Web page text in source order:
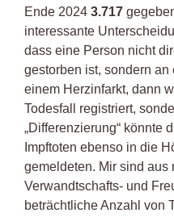
Ende 2024 3.717
interessante
dass eine Person nicht
gestorben ist, sondern
einem Herzinfarkt, dann
Todesfall registriert,
„Differenzierung“ könnte
Impftoten ebenso in die
gemeldeten. Mir sind aus
Verwandtschafts- und
beträchtliche Anzahl von